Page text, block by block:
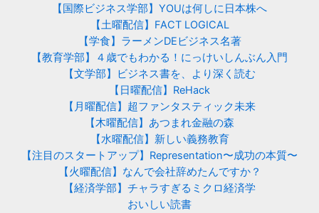
【国際ビジネス学部】YOUは何しに日本株へ
【土曜配信】FACT LOGICAL
【学食】ラーメンDEビジネス名著
【教育学部】４歳でもわかる！にっけいしんぶん入門
【文学部】ビジネス書を、より深く読む
【日曜配信】ReHack
【月曜配信】超ファンタスティック未来
【木曜配信】あつまれ金融の森
【水曜配信】新しい義務教育
【注目のスタートアップ】Representation〜成功の本質〜
【火曜配信】なんで会社辞めたんですか？
【経済学部】チャラすぎるミクロ経済学
おいしい読書